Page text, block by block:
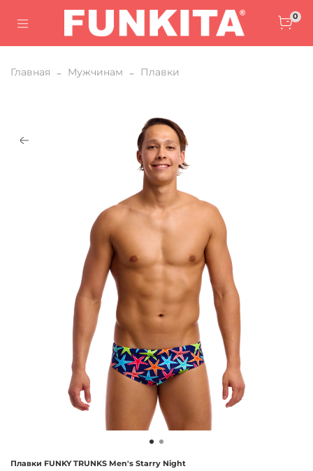
0
Главная Мужчинам Плавки
Плавки FUNKY TRUNKS Men's Starry Night